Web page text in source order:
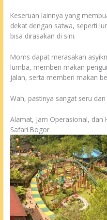
Keseruan lainnya yang
dekat dengan satwa, seperti
bisa dirasakan di sini.
Moms dapat merasakan
lumba, memberi makan
jalan, serta memberi makan
Wah, pastinya sangat seru
Alamat, Jam Operasional, dan
Safari Bogor